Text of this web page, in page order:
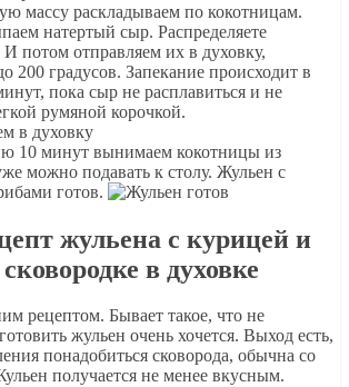
массу раскладываем по кокотницам.
натертый сыр. Распределяете
потом отправляем их в духовку,
200 градусов. Запекание происходит в
пока сыр не расплавиться и не
румяной корочкой.
10 минут вынимаем кокотницы из
можно подавать к столу. Жульен с
готов.
жульена с курицей и
в духовке
рецептом. Бывает такое, что не
жульен очень хочется. Выход есть,
понадобиться сковорода, обычна со
получается не менее вкусным.